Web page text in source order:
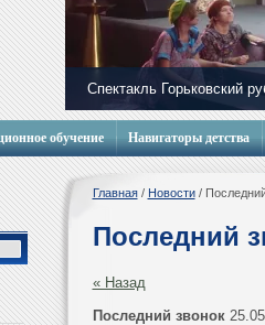
Спектакль Горьковский
обучение Навигаторы детства
Главная/ Новости/
Последний
« Назад
Последний звонок